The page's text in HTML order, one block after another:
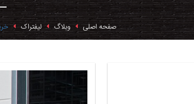
صفحه اصلی وبلاگ لیفتراک